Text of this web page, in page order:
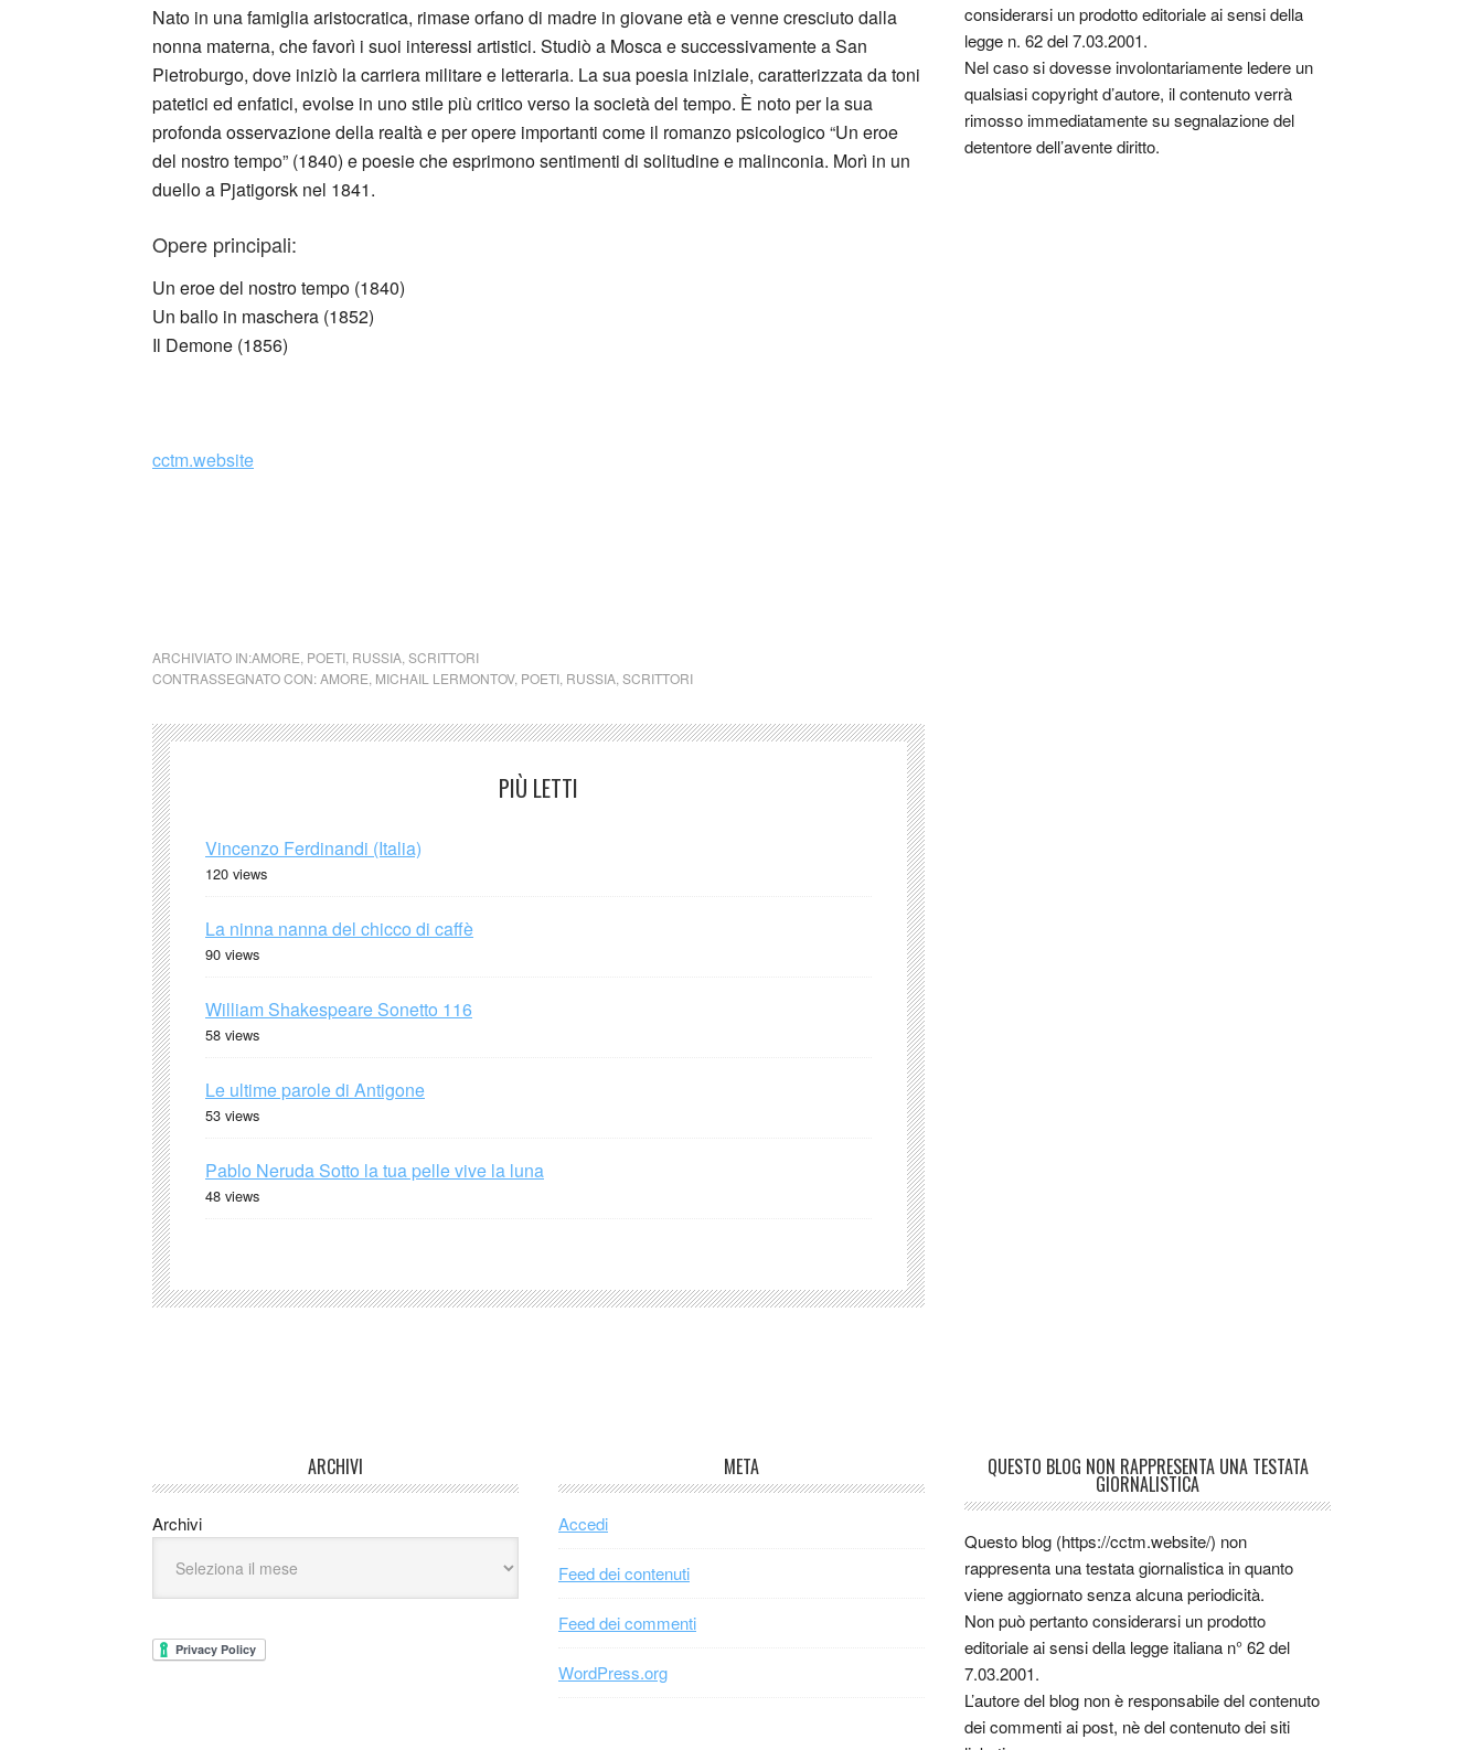
Nato in una famiglia aristocratica, rimase orfano di madre in giovane età e venne cresciuto dalla
nonna materna, che favorì i suoi interessi artistici. Studiò a Mosca e successivamente a San
Pietroburgo, dove iniziò la carriera militare e letteraria. La sua poesia iniziale, caratterizzata da toni
patetici ed enfatici, evolse in uno stile più critico verso la società del tempo. È noto per la sua
profonda osservazione della realtà e per opere importanti come il romanzo psicologico “Un eroe
del nostro tempo” (1840) e poesie che esprimono sentimenti di solitudine e malinconia. Morì in un
duello a Pjatigorsk nel 1841.​
Opere principali:
Un eroe del nostro tempo (1840)
Un ballo in maschera (1852)
Il Demone (1856)
cctm.website
ARCHIVIATO IN:AMORE POETI RUSSIA SCRITTORI
CONTRASSEGNATO CON:AMORE MICHAIL LERMONTOV, POETI RUSSIA SCRITTORI
PIÙ LETTI
Vincenzo Ferdinandi (Italia)
120 views
La ninna nanna del chicco di caffè
90 views
William Shakespeare Sonetto 116
58 views
Le ultime parole di Antigone
53 views
Pablo Neruda Sotto la tua pelle vive la luna
48 views
considerarsi un prodotto editoriale ai sensi della
legge n. 62 del 7.03.2001.
Nel caso si dovesse involontariamente ledere un
qualsiasi copyright d’autore, il contenuto verrà
rimosso immediatamente su segnalazione del
detentore dell’avente diritto.
ARCHIVI
Archivi
META
Accedi
Feed dei contenuti
Feed dei commenti
WordPress.org
QUESTO BLOG NON RAPPRESENTA UNA TESTATA
GIORNALISTICA
Questo blog (https://cctm.website/) non
rappresenta una testata giornalistica in quanto
viene aggiornato senza alcuna periodicità.
Non può pertanto considerarsi un prodotto
editoriale ai sensi della legge italiana n° 62 del
7.03.2001.
L’autore del blog non è responsabile del contenuto
dei commenti ai post, nè del contenuto dei siti